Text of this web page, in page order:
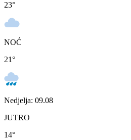
23°
NOĆ
21°
Nedjelja: 09.08
JUTRO
14°